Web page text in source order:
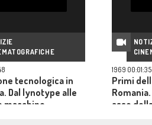
tecnologica in
Dal lynotype alle
macchine
1969 00:01:35
Primi
asso